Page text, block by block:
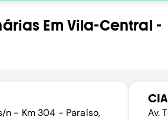
Em Vila-Central-
n - Km 304 - Paraíso,
Av.